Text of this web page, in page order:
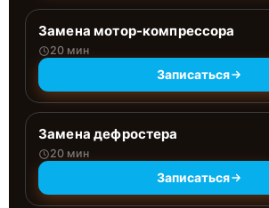
Замена мотор-компрессора
20 мин
Записаться
Замена дефростера
20 мин
Записаться